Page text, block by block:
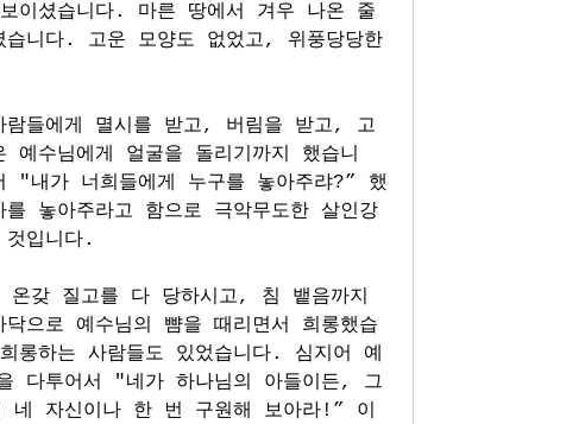
이셨습니다. 마른 땅에서 겨우 나온 줄
습니다. 고운 모양도 없었고, 위풍당당한
람들에게 멸시를 받고, 버림을 받고, 고
수님에게 얼굴을 돌리기까지 했습니
"내가 너희들에게 누구를 놓아주랴?” 했
놓아주라고 함으로 극악무도한 살인강
것입니다.
갖 질고를 다 당하시고, 침 뱉음까지
으로 예수님의 뺨을 때리면서 희롱했습
롱하는 사람들도 있었습니다. 심지어 예
다투어서 "네가 하나님의 아들이든, 그
네 자신이나 한 번 구원해 보아라!” 이